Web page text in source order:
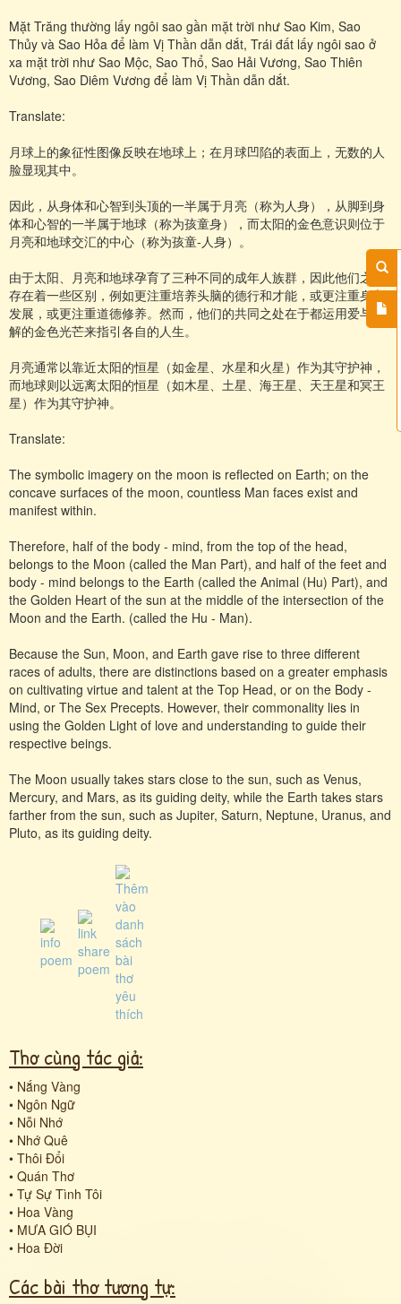
Mặt Trăng thường lấy ngôi sao gần mặt trời như Sao Kim, Sao
Thủy và Sao Hỏa để làm Vị Thần dẫn dắt, Trái đất lấy ngôi sao ở
xa mặt trời như Sao Mộc, Sao Thổ, Sao Hải Vương, Sao Thiên
Vương, Sao Diêm Vương để làm Vị Thần dẫn dắt.
Translate:
月球上的象征性图像反映在地球上；在月球凹陷的表面上，无数的人
脸显现其中。
因此，从身体和心智到头顶的一半属于月亮（称为人身），从脚到身
体和心智的一半属于地球（称为孩童身），而太阳的金色意识则位于
月亮和地球交汇的中心（称为孩童-人身）。
由于太阳、月亮和地球孕育了三种不同的成年人族群，因此他们之间
存在着一些区别，例如更注重培养头脑的德行和才能，或更注重身心
发展，或更注重道德修养。然而，他们的共同之处在于都运用爱与理
解的金色光芒来指引各自的人生。
月亮通常以靠近太阳的恒星（如金星、水星和火星）作为其守护神，
而地球则以远离太阳的恒星（如木星、土星、海王星、天王星和冥王
星）作为其守护神。
Translate:
The symbolic imagery on the moon is reflected on Earth; on the
concave surfaces of the moon, countless Man faces exist and
manifest within.
Therefore, half of the body - mind, from the top of the head,
belongs to the Moon (called the Man Part), and half of the feet and
body - mind belongs to the Earth (called the Animal (Hu) Part), and
the Golden Heart of the sun at the middle of the intersection of the
Moon and the Earth. (called the Hu - Man).
Because the Sun, Moon, and Earth gave rise to three different
races of adults, there are distinctions based on a greater emphasis
on cultivating virtue and talent at the Top Head, or on the Body -
Mind, or The Sex Precepts. However, their commonality lies in
using the Golden Light of love and understanding to guide their
respective beings.
The Moon usually takes stars close to the sun, such as Venus,
Mercury, and Mars, as its guiding deity, while the Earth takes stars
farther from the sun, such as Jupiter, Saturn, Neptune, Uranus, and
Pluto, as its guiding deity.
Thơ cùng tác giả:
• Nắng Vàng
• Ngôn Ngữ
• Nỗi Nhớ
• Nhớ Quê
• Thôi Đổi
• Quán Thơ
• Tự Sự Tình Tôi
• Hoa Vàng
• MƯA GIÓ BỤI
• Hoa Đời
Các bài thơ tương tự: